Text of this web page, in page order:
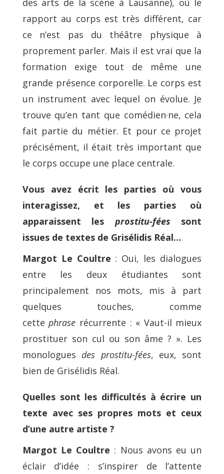
des arts de la scène à Lausanne), où le
rapport au corps est très différent, car
ce n’est pas du théâtre physique à
proprement parler. Mais il est vrai que la
formation exige tout de même une
grande présence corporelle. Le corps est
un instrument avec lequel on évolue. Je
trouve qu’en tant que comédien·ne, cela
fait partie du métier. Et pour ce projet
précisément, il était très important que
le corps occupe une place centrale.
Vous avez écrit les parties où vous
interagissez, et les parties où
apparaissent les prostitu-fées sont
issues de textes de Grisélidis Réal…
Margot Le Coultre : Oui, les dialogues
entre les deux étudiantes sont
principalement nos mots, mis à part
quelques touches, comme
cettephrase récurrente : « Vaut-il mieux
prostituer son cul ou son âme ? ». Les
monologues des prostitu-fées, eux, sont
bien de Grisélidis Réal.
Quelles sont les difficultés à écrire un
texte avec ses propres mots et ceux
d’une autre artiste ?
Margot Le Coultre : Nous avons eu un
éclair d’idée : s’inspirer de l’attente